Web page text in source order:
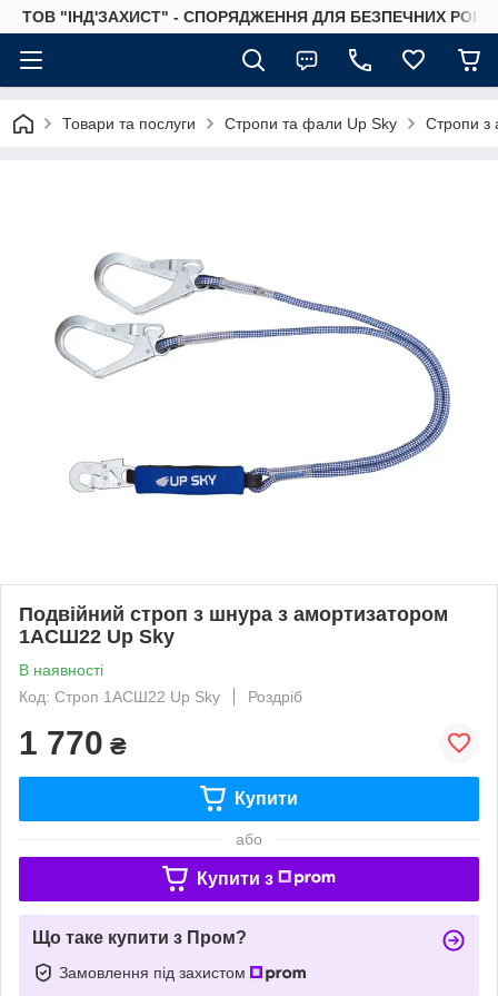
ТОВ "ІНД'ЗАХИСТ" - СПОРЯДЖЕННЯ ДЛЯ БЕЗПЕЧНИХ
Товари та послуги Стропи та фали Up Sky Стропи з
Подвійний строп з шнура з амортизатором
1АСШ22 Up Sky
В наявності
Код: Строп 1АСШ22 Up Sky
Роздріб
1 770 ₴
Купити
або
Купити з
Що таке купити з Пром?
Замовлення під захистом